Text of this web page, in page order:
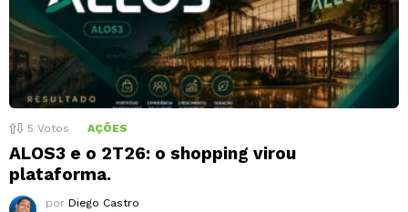
5 Votos AÇÕES
ALOS3 e o 2T26: o shopping virou
plataforma.
por Diego Castro